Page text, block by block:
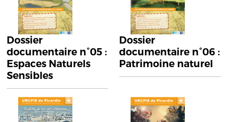
Dossier
documentaire n°05 :
Espaces Naturels
Sensibles
Dossier
documentaire n°06 :
Patrimoine naturel